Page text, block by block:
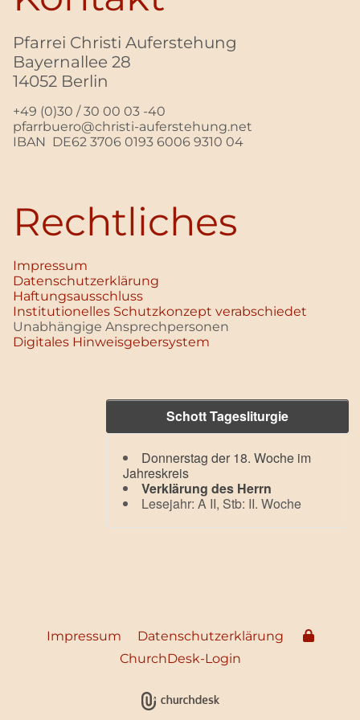
Pfarrei Christi Auferstehung
Bayernallee 28
14052 Berlin
+49 (0)30 / 30 00 03 -40
pfarrbuero@christi-auferstehung.net
IBAN DE62 3706 0193 6006 9310 04
Rechtliches
Impressum
Datenschutz­erklärung
Haftungsausschluss
Institutionelles Schutzkonzept verabschiedet
Unabhängige Ansprechpersonen
Digitales Hinweisgebersystem
Schott Tagesliturgie
Donnerstag der 18. Woche im
Jahreskreis
Verklärung des Herrn
Lesejahr: A II, Stb: II. Woche
Impressum
Datenschutzerklärung
ChurchDesk-Login